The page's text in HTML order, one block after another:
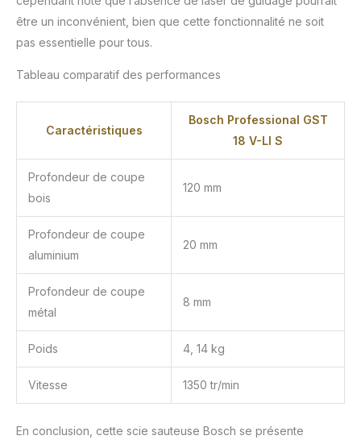
être un inconvénient, bien que cette fonctionnalité ne soit
pas essentielle pour tous.
Tableau comparatif des performances
Caractéristiques
Bosch Professional GST
18 V-LI S
Profondeur de coupe
bois
120 mm
Profondeur de coupe
aluminium
20 mm
Profondeur de coupe
métal
8 mm
Poids 4, 14 kg
Vitesse 1350 tr/min
En conclusion, cette scie sauteuse Bosch se présente